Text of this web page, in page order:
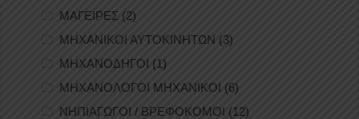
ΜΑΓΕΙΡΕΣ (2)
ΜΗΧΑΝΙΚΟΙ ΑΥΤΟΚΙΝΗΤΩΝ (3)
ΜΗΧΑΝΟΔΗΓΟΙ (1)
ΜΗΧΑΝΟΛΟΓΟΙ ΜΗΧΑΝΙΚΟΙ (6)
ΝΗΠΙΑΓΩΓΟΙ / ΒΡΕΦΟΚΟΜΟΙ (12)